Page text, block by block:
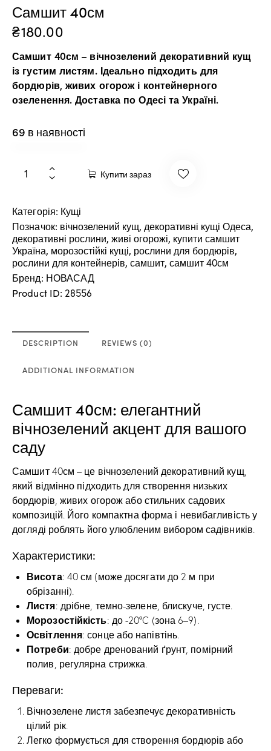
Самшит 40см
₴180.00
Самшит 40см – вічнозелений декоративний кущ
із густим листям. Ідеально підходить для
бордюрів, живих огорож і контейнерного
озеленення. Доставка по Одесі та Україні.
69 в наявності
Купити зараз
Категорія: Кущі
Позначок: вічнозелений кущ,декоративні кущі Одеса,
декоративні рослини,живі огорожі, купити самшит
Україна, морозостійкі кущі, рослини для бордюрів,
рослини для контейнерів,самшит,самшит 40см
Бренд: НОВАСАД
Product ID: 28556
DESCRIPTION REVIEWS (0)
ADDITIONAL INFORMATION
Самшит 40см: елегантний
вічнозелений акцент для вашого
саду
Самшит 40см – це вічнозелений декоративний кущ,
який відмінно підходить для створення низьких
бордюрів, живих огорож або стильних садових
композицій. Його компактна форма і невибагливість у
догляді роблять його улюбленим вибором садівників.
Характеристики:
Висота: 40 см (може досягати до 2 м при
обрізанні).
Листя: дрібне, темно-зелене, блискуче, густе.
Морозостійкість: до -20°C (зона 6–9).
Освітлення: сонце або напівтінь.
Потреби: добре дренований ґрунт, помірний
полив, регулярна стрижка.
Переваги:
Вічнозелене листя забезпечує декоративність
цілий рік.
Легко формується для створення бордюрів або